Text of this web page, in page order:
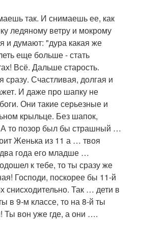
так. И снимаешь ее, как
ледяному ветру и мокрому
и думают: "дура какая же
еще больше - стать
Всё. Дальше старость.
Счастливая, долгая и
И даже про шапку не
Они такие серьезные и
крыльце. Без шапок,
А то позор был бы страшный …
Женька из 11 а … твоя
года его младше …
к тебе, то ты сразу же
Господи, поскорее бы 11-й
Так … дети в
в 9-м классе, то на 8-й ты
Ты вон уже где, а они ….